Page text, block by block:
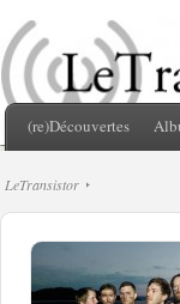
(re)Découvertes
LeTransistor